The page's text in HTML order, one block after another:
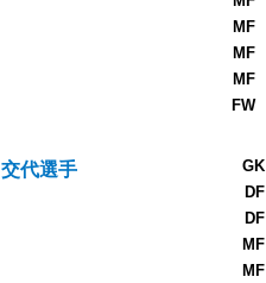
MF
MF
MF
FW
交代選手 GK
DF
DF
MF
MF